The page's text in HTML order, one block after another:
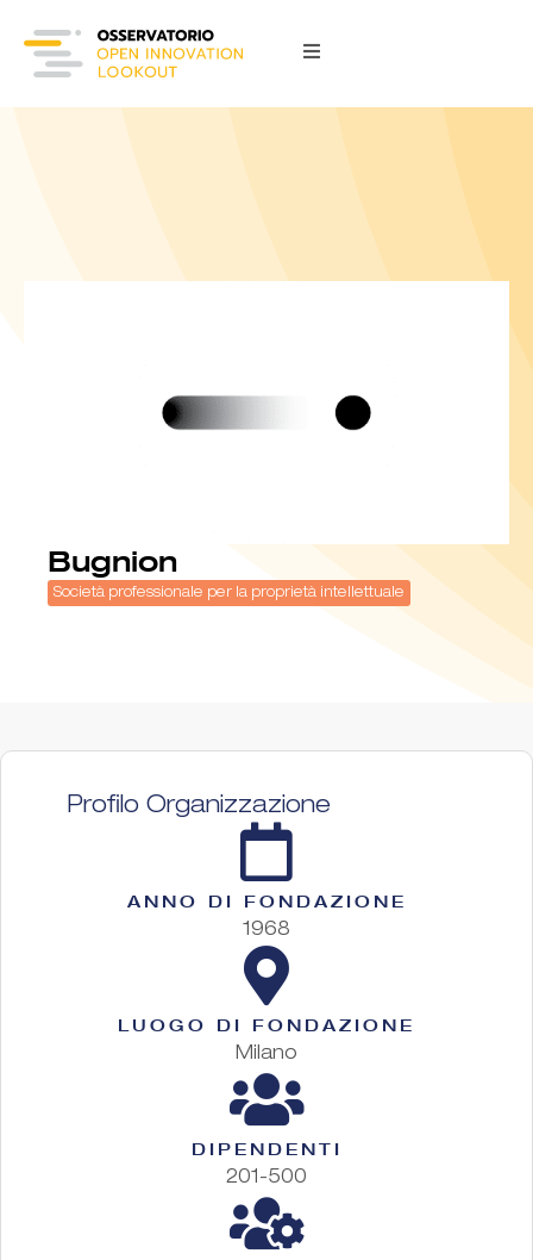
Bugnion
Società professionale per la proprietà intellettuale
Profilo Organizzazione
ANNO DI FONDAZIONE
1968
LUOGO DI FONDAZIONE
Milano
DIPENDENTI
201-500